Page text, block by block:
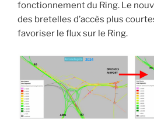
fonctionnement du Ring. Le
des bretelles d’accès plus
favoriser le flux sur le Ring.